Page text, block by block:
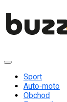
content
Primary
Sport
Auto-moto
Obchod